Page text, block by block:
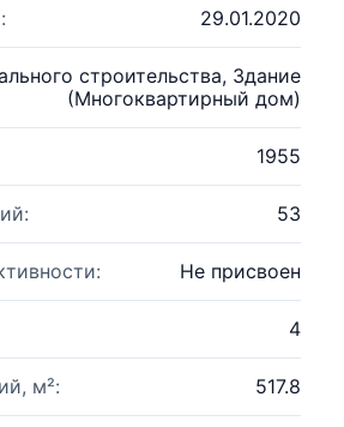
29.01.2020
строительства, Здание
(Многоквартирный дом)
1955
53
Не присвоен
4
м²: 517.8